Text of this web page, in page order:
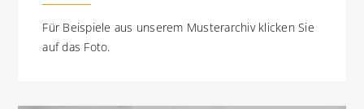
Für Beispiele aus unserem Musterarchiv klicken Sie
auf das Foto.